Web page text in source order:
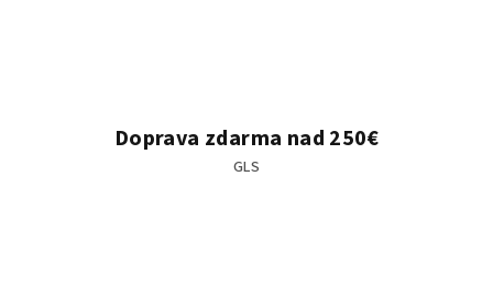
Doprava zdarma nad 250€
GLS